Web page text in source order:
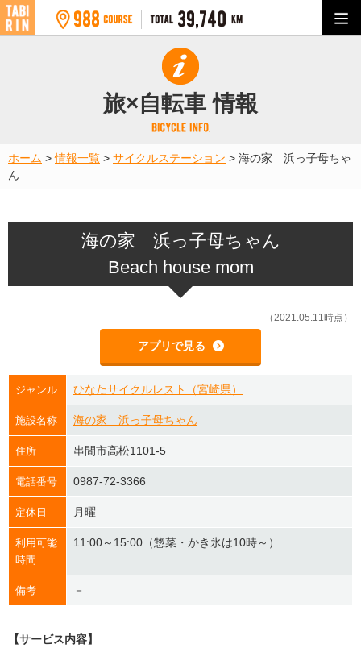
旅×自転車 情報
ホーム >情報一覧 > サイクルステーション > 海の家 浜っ子母ちゃ
ん
海の家 浜っ子母ちゃん
Beach house mom
（2021.05.11時点）
アプリで見る
ジャンル ひなたサイクルレスト（宮崎県）
施設名称 海の家 浜っ子母ちゃん
住所 串間市高松1101-5
電話番号 0987-72-3366
定休日 月曜
利用可能
時間
11:00～15:00（惣菜・かき氷は10時～）
備考 －
【サービス内容】